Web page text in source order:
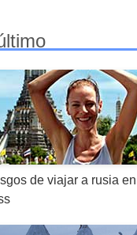
de viajar a rusia